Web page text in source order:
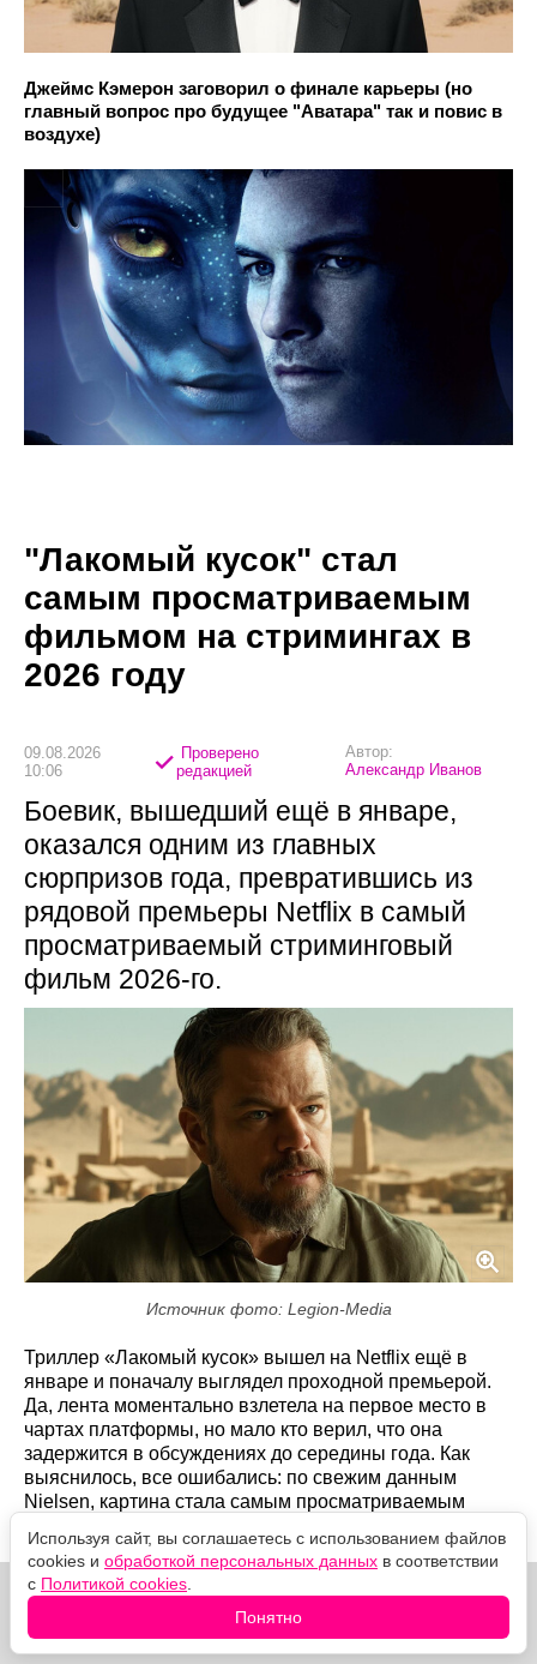
Джеймс Кэмерон заговорил о финале карьеры (но
главный вопрос про будущее "Аватара" так и повис в
воздухе)
"Лакомый кусок" стал
самым просматриваемым
фильмом на стримингах в
2026 году
09.08.2026
10:06
Проверено
редакцией
Автор:
Александр Иванов
Боевик, вышедший ещё в январе,
оказался одним из главных
сюрпризов года, превратившись из
рядовой премьеры Netflix в самый
просматриваемый стриминговый
фильм 2026-го.
Источник фото: Legion-Media
Триллер «Лакомый кусок» вышел на Netflix ещё в
январе и поначалу выглядел проходной премьерой.
Да, лента моментально взлетела на первое место в
чартах платформы, но мало кто верил, что она
задержится в обсуждениях до середины года. Как
выяснилось, все ошибались: по свежим данным
Nielsen, картина стала самым просматриваемым
Используя сайт, вы соглашаетесь с использованием файлов
cookies и обработкой персональных данных в соответствии
с Политикой cookies
Понятно